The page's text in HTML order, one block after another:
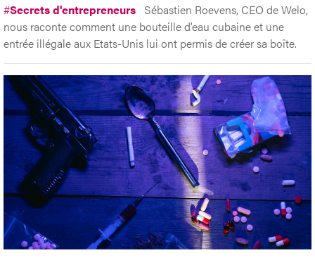
#Secrets d'entrepreneurs Sébastien Roevens, CEO de Welo,
nous raconte comment une bouteille d’eau cubaine et une
entrée illégale aux Etats-Unis lui ont permis de créer sa boîte.